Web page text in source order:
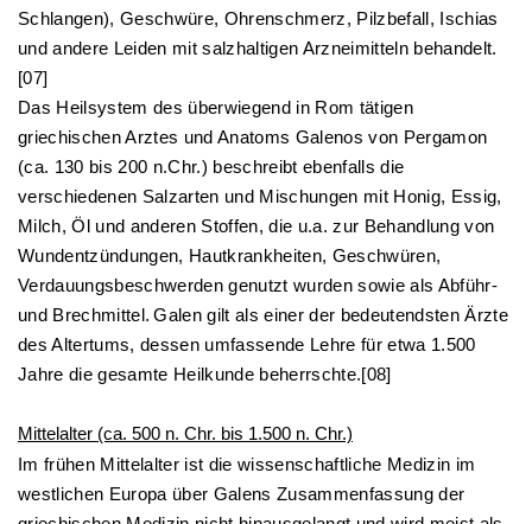
Schlangen), Geschwüre, Ohrenschmerz, Pilzbefall, Ischias
und andere Leiden mit salzhaltigen Arzneimitteln behandelt.
[07]
Das Heilsystem des überwiegend in Rom tätigen
griechischen Arztes und Anatoms Galenos von Pergamon
(ca. 130 bis 200 n.Chr.) beschreibt ebenfalls die
verschiedenen Salzarten und Mischungen mit Honig, Essig,
Milch, Öl und anderen Stoffen, die u.a. zur Behandlung von
Wundentzündungen, Hautkrankheiten, Geschwüren,
Verdauungsbeschwerden genutzt wurden sowie als Abführ-
und Brechmittel. Galen gilt als einer der bedeutendsten Ärzte
des Altertums, dessen umfassende Lehre für etwa 1.500
Jahre die gesamte Heilkunde beherrschte.[08]
Mittelalter (ca. 500 n. Chr. bis 1.500 n. Chr.)
Im frühen Mittelalter ist die wissenschaftliche Medizin im
westlichen Europa über Galens Zusammenfassung der